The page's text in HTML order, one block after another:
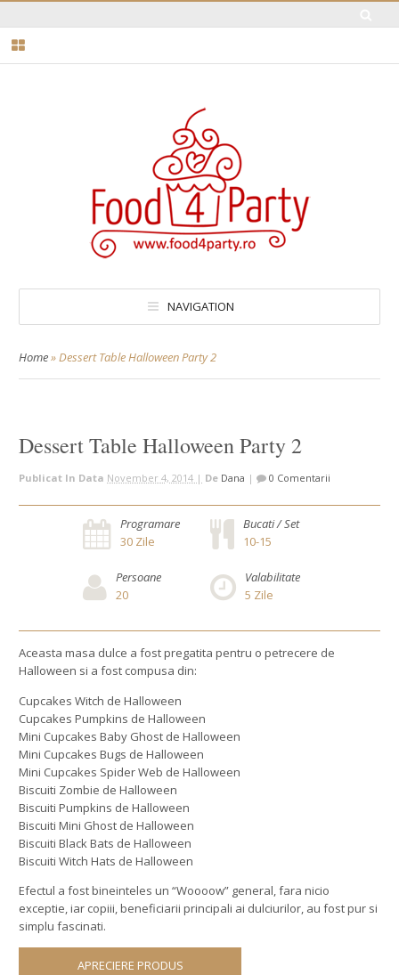
NAVIGATION
Home»Dessert Table Halloween Party 2
Dessert Table Halloween Party 2
Publicat In Data November 4, 2014 | De Dana | 0 Comentarii
Programare
30Zile
Bucati / Set
10-15
Persoane
20
Valabilitate
5 Zile
Aceasta masa dulce a fost pregatita pentru o petrecere de
Halloween si a fost compusa din:
Cupcakes Witch de Halloween
Cupcakes Pumpkins de Halloween
Mini Cupcakes Baby Ghost de Halloween
Mini Cupcakes Bugs de Halloween
Mini Cupcakes Spider Web de Halloween
Biscuiti Zombie de Halloween
Biscuiti Pumpkins de Halloween
Biscuiti Mini Ghost de Halloween
Biscuiti Black Bats de Halloween
Biscuiti Witch Hats de Halloween
Efectul a fost bineinteles un “Woooow” general, fara nicio
exceptie, iar copiii, beneficiarii principali ai dulciurilor, au fost pur si
simplu fascinati.
APRECIERE PRODUS